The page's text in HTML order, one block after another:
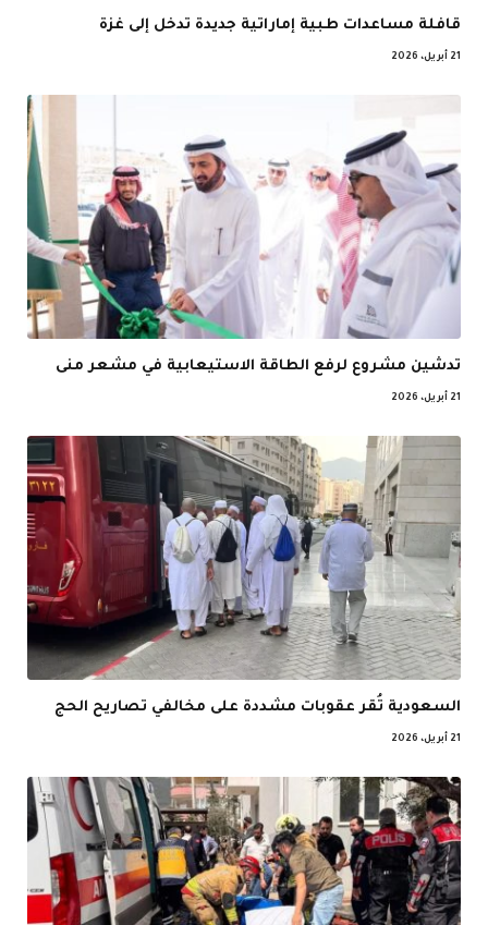
قافلة مساعدات طبية إماراتية جديدة تدخل إلى غزة
21 أبريل، 2026
تدشين مشروع لرفع الطاقة الاستيعابية في مشعر منى
21 أبريل، 2026
السعودية تُقر عقوبات مشددة على مخالفي تصاريح الحج
21 أبريل، 2026